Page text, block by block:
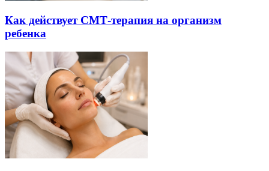
Как действует СМТ-терапия на организм
ребенка